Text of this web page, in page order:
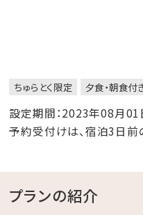
ちゅらとく限定 夕食・朝食付
設定期間：2023年08月
予約受付けは、宿泊3日前
プランの紹介